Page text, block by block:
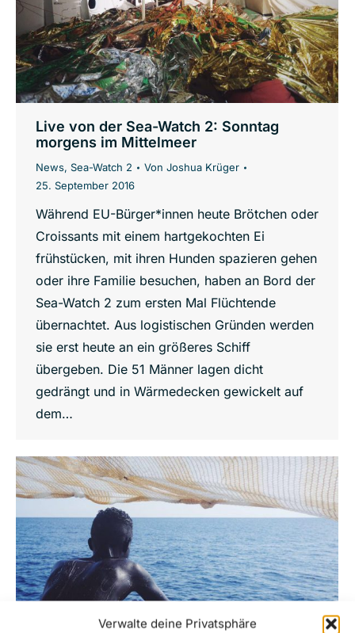
Verwalte deine Privatsphäre
Live von der Sea-Watch 2: Sonntag
morgens im Mittelmeer
News, Sea-Watch 2 Von Joshua Krüger
25. September 2016
Während EU-Bürger*innen heute Brötchen oder
Croissants mit einem hartgekochten Ei
frühstücken, mit ihren Hunden spazieren gehen
oder ihre Familie besuchen, haben an Bord der
Sea-Watch 2 zum ersten Mal Flüchtende
übernachtet. Aus logistischen Gründen werden
sie erst heute an ein größeres Schiff
übergeben. Die 51 Männer lagen dicht
gedrängt und in Wärmedecken gewickelt auf
dem…